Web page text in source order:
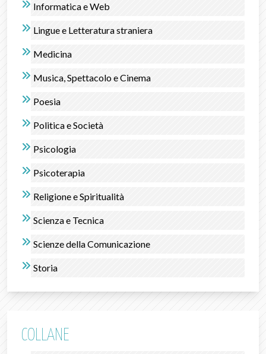
Informatica e Web
Lingue e Letteratura straniera
Medicina
Musica, Spettacolo e Cinema
Poesia
Politica e Società
Psicologia
Psicoterapia
Religione e Spiritualità
Scienza e Tecnica
Scienze della Comunicazione
Storia
COLLANE